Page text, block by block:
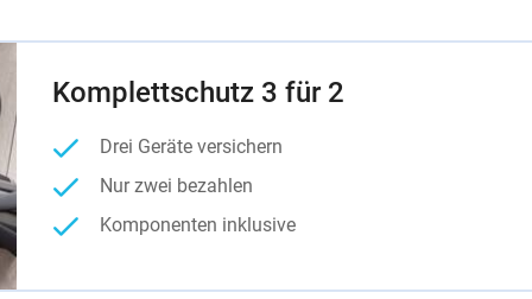
Komplettschutz 3 für 2
Drei Geräte versichern
Nur zwei bezahlen
Komponenten inklusive